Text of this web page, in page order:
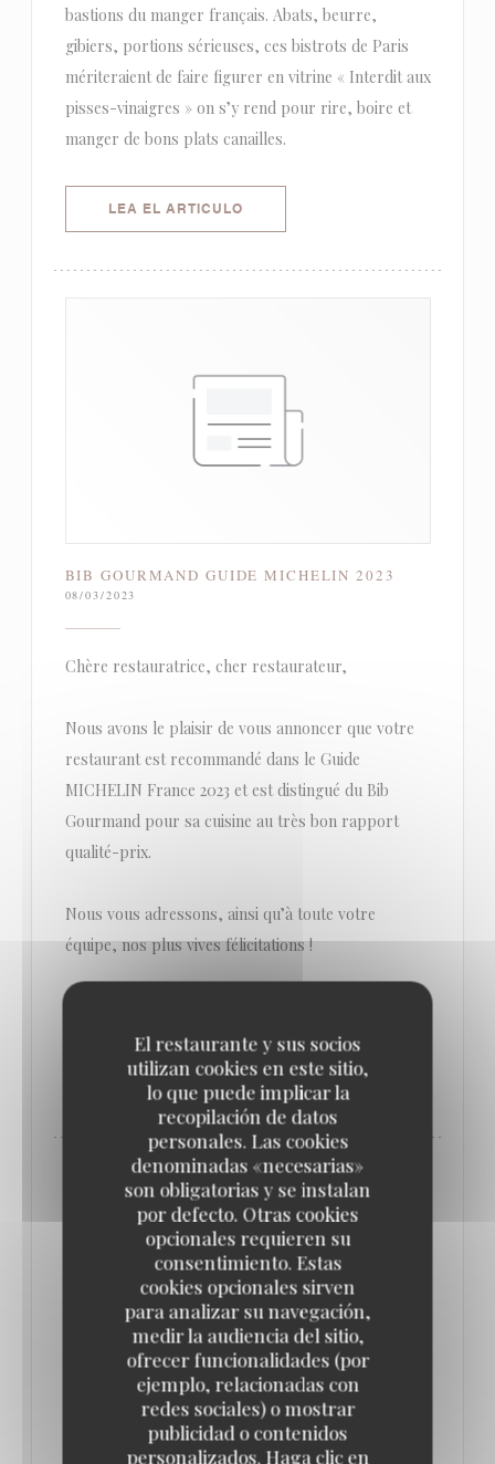
El restaurante y sus socios
utilizan cookies en este sitio,
lo que puede implicar la
recopilación de datos
personales. Las cookies
denominadas «necesarias»
son obligatorias y se instalan
por defecto. Otras cookies
opcionales requieren su
consentimiento. Estas
cookies opcionales sirven
para analizar su navegación,
medir la audiencia del sitio,
ofrecer funcionalidades (por
ejemplo, relacionadas con
redes sociales) o mostrar
publicidad o contenidos
personalizados. Haga clic en
bastions du manger français. Abats, beurre,
gibiers, portions sérieuses, ces bistrots de Paris
mériteraient de faire figurer en vitrine « Interdit aux
pisses-vinaigres » on s’y rend pour rire, boire et
manger de bons plats canailles.
LEA EL ARTICULO((ABRE EN UNA NUEVA
BIB GOURMAND GUIDE MICHELIN 2023
08/03/2023
Chère restauratrice, cher restaurateur,
Nous avons le plaisir de vous annoncer que votre
restaurant est recommandé dans le Guide
MICHELIN France 2023 et est distingué du Bib
Gourmand pour sa cuisine au très bon rapport
qualité-prix.
Nous vous adressons, ainsi qu’à toute votre
équipe, nos plus vives félicitations !
LEA EL ARTICULO((ABRE EN UNA NUEVA
SORTIR À PARIS